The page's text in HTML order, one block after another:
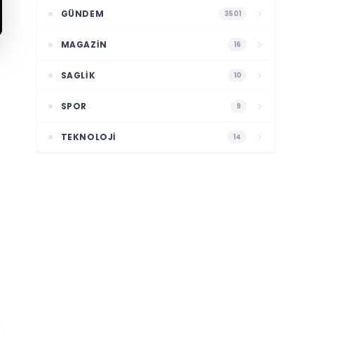
GÜNDEM 3501
MAGAZIN 16
SAGLIK 10
SPOR 9
TEKNOLOJI 14